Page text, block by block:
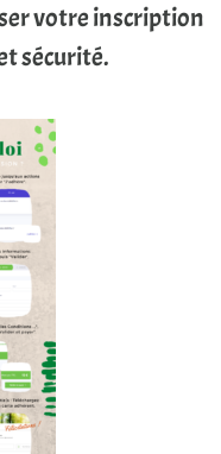
votre inscription
sécurité.